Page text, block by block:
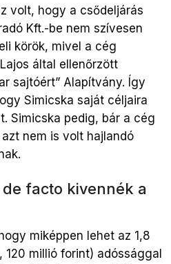
volt, hogy a csődeljárás
Kft.-be nem szívesen
körök, mivel a cég
által ellenőrzött
sajtóért” Alapítvány. Így
Simicska saját céljaira
Simicska pedig, bár a cég
nem is volt hajlandó
facto kivennék a
miképpen lehet az 1,8
millió forint) adóssággal